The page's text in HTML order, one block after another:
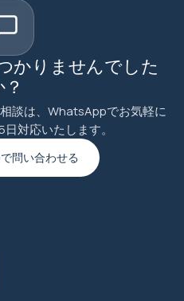
かりませんでした
談は、WhatsAppでお気軽に
対応いたします。
問い合わせる